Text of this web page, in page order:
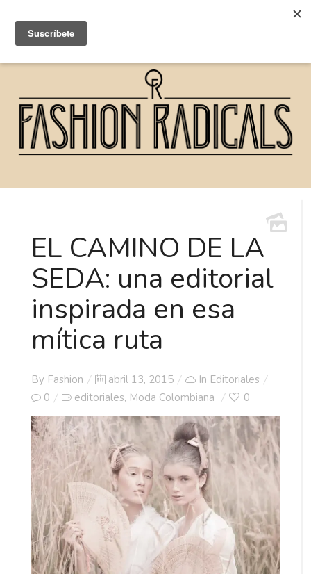
EL CAMINO DE LA
SEDA: una editorial
inspirada en esa
mítica ruta
By Fashion
Posted
on
abril 13, 2015 In Editoriales
0
editoriales, Moda Colombiana 0